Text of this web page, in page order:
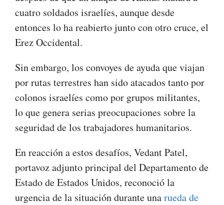
cuatro soldados israelíes, aunque desde
entonces lo ha reabierto junto con otro cruce, el
Erez Occidental.
Sin embargo, los convoyes de ayuda que viajan
por rutas terrestres han sido atacados tanto por
colonos israelíes como por grupos militantes,
lo que genera serias preocupaciones sobre la
seguridad de los trabajadores humanitarios.
En reacción a estos desafíos, Vedant Patel,
portavoz adjunto principal del Departamento de
Estado de Estados Unidos, reconoció la
urgencia de la situación durante unarueda de